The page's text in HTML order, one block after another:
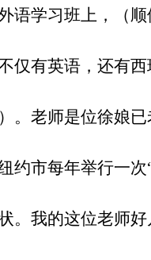
语学习班上，（
仅有英语，还有
。老师是位徐娘
约市每年举行一次
。我的这位老师